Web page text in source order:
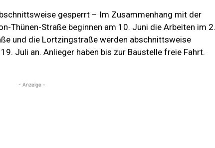
gesperrt – Im Zusammenhang mit der
Thünen-Straße beginnen am 10. Juni die Arbeiten im 2.
und die Lortzingstraße werden abschnittsweise
Juli an. Anlieger haben bis zur Baustelle freie Fahrt.
- Anzeige -